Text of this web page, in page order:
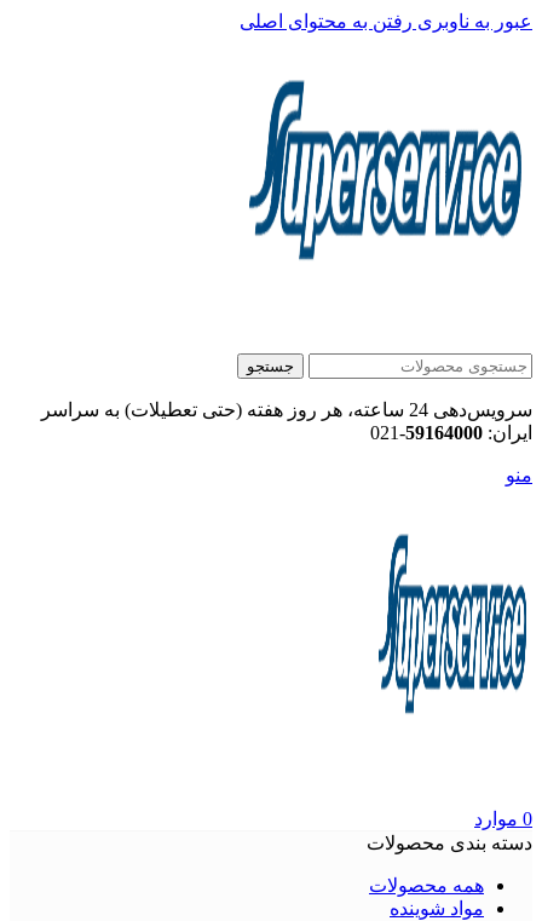
عبور به ناوبری رفتن به محتوای اصلی
جستجو
سرویس‌دهی 24 ساعته، هر روز هفته (حتی تعطیلات) به سراسر
ایران: 59164000
-021
منو
0 موارد
دسته بندی محصولات
همه محصولات
مواد شوینده